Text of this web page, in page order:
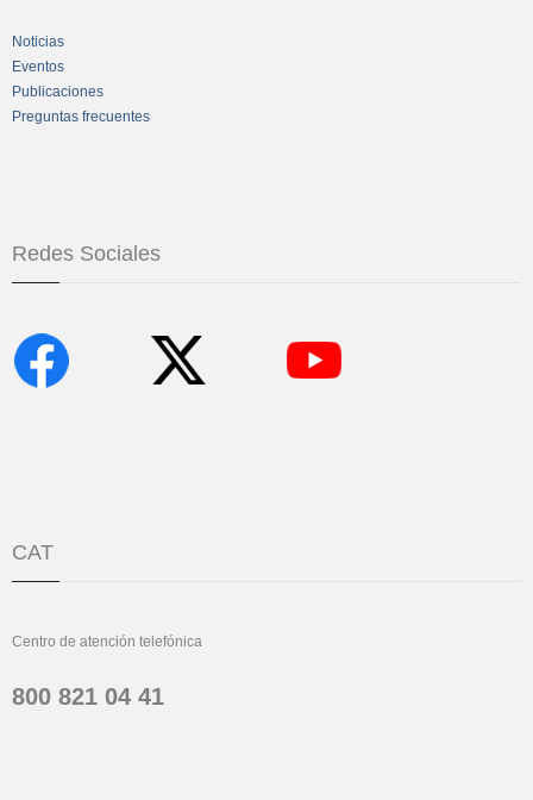
Noticias
Eventos
Publicaciones
Preguntas frecuentes
Redes Sociales
CAT
Centro de atención telefónica
800 821 04 41